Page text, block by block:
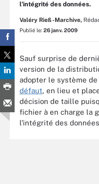
l'intégrité des données.
Valéry Rieß-Marchive,
Publié le: 26 janv. 2009
Sauf surprise de
version de la
adopter le système
défaut, en lieu et
décision de taille
fichier à en charge la
l'intégrité des